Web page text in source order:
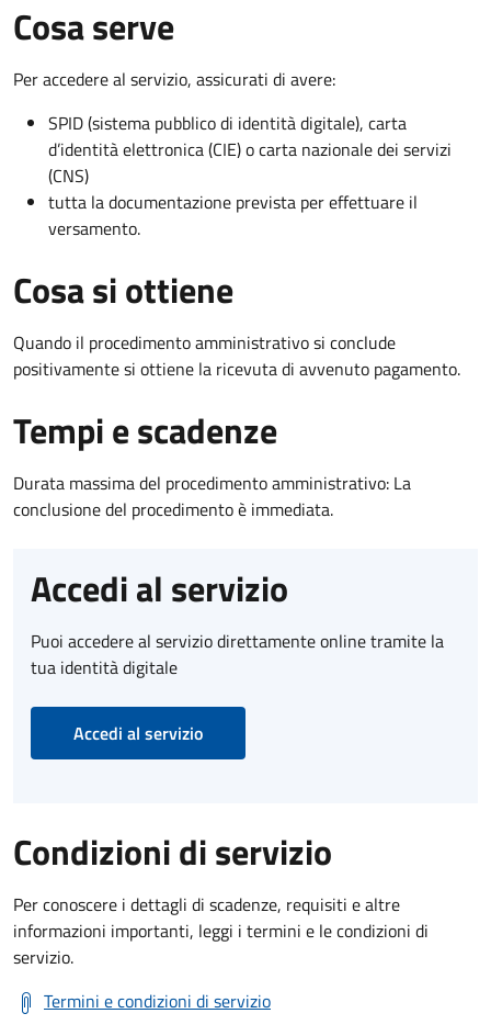
Cosa serve
Per accedere al servizio, assicurati di avere:
SPID (sistema pubblico di identità digitale), carta
d’identità elettronica (CIE) o carta nazionale dei servizi
(CNS)
tutta la documentazione prevista per effettuare il
versamento.
Cosa si ottiene
Quando il procedimento amministrativo si conclude
positivamente si ottiene la ricevuta di avvenuto pagamento.
Tempi e scadenze
Durata massima del procedimento amministrativo: La
conclusione del procedimento è immediata.
Accedi al servizio
Puoi accedere al servizio direttamente online tramite la
tua identità digitale
Accedi al servizio
Condizioni di servizio
Per conoscere i dettagli di scadenze, requisiti e altre
informazioni importanti, leggi i termini e le condizioni di
servizio.
Termini e condizioni di servizio